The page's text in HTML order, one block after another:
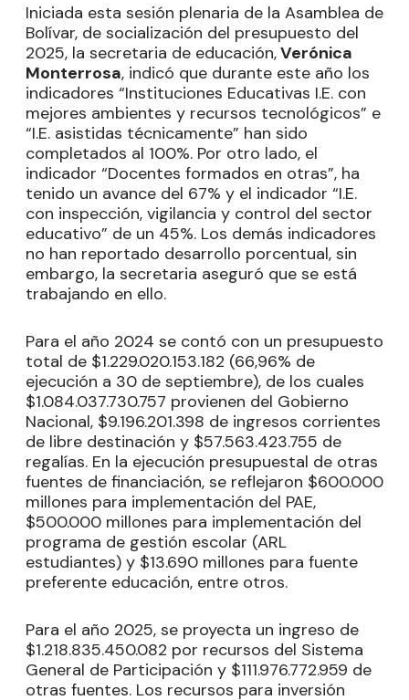
Iniciada esta sesión plenaria de la Asamblea de
Bolívar, de socialización del presupuesto del
2025, la secretaria de educación,Verónica
Monterrosa, indicó que durante este año los
indicadores “Instituciones Educativas I.E. con
mejores ambientes y recursos tecnológicos” e
“I.E. asistidas técnicamente” han sido
completados al 100%. Por otro lado, el
indicador “Docentes formados en otras”, ha
tenido un avance del 67% y el indicador “I.E.
con inspección, vigilancia y control del sector
educativo” de un 45%. Los demás indicadores
no han reportado desarrollo porcentual, sin
embargo, la secretaria aseguró que se está
trabajando en ello.
Para el año 2024 se contó con un presupuesto
total de $1.229.020.153.182 (66,96% de
ejecución a 30 de septiembre), de los cuales
$1.084.037.730.757 provienen del Gobierno
Nacional, $9.196.201.398 de ingresos corrientes
de libre destinación y $57.563.423.755 de
regalías. En la ejecución presupuestal de otras
fuentes de financiación, se reflejaron $600.000
millones para implementación del PAE,
$500.000 millones para implementación del
programa de gestión escolar (ARL
estudiantes) y $13.690 millones para fuente
preferente educación, entre otros.
Para el año 2025, se proyecta un ingreso de
$1.218.835.450.082 por recursos del Sistema
General de Participación y $111.976.772.959 de
otras fuentes. Los recursos para inversión